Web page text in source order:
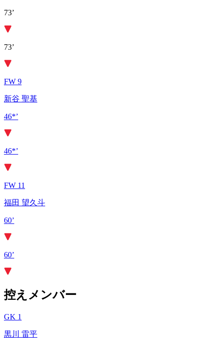
73’
73’
FW 9
新谷 聖基
46*’
46*’
FW 11
福田 望久斗
60’
60’
控えメンバー
GK 1
黒川 雷平